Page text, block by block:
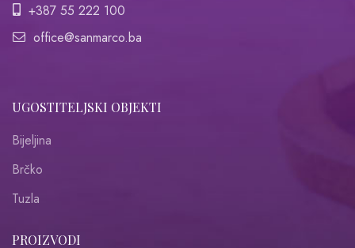
+387 55 222 100
office@sanmarco.ba
UGOSTITELJSKI OBJEKTI
Bijeljina
Brčko
Tuzla
PROIZVODI